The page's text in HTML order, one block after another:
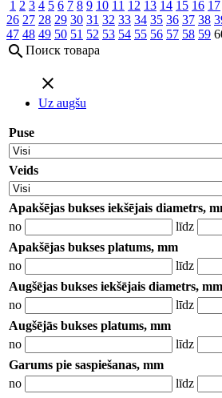
1 2 3 4 5 6 7 8 9 10 11 12 13 14 15 16 17
26 27 28 29 30 31 32 33 34 35 36 37 38
47 48 49 50 51 52 53 54 55 56 57 58 59
searchПоиск товара
close
Uz augšu
Puse
Veids
Apakšējas bukses iekšējais diametrs,
no
līdz
Apakšējas bukses platums, mm
no
līdz
Augšējas bukses iekšējais diametrs, mm
no
līdz
Augšējās bukses platums, mm
no
līdz
Garums pie saspiešanas, mm
no
līdz